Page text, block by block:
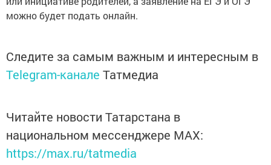
можно будет подать онлайн.
Следите за самым важным и интересным в
Telegram-канале Татмедиа
Читайте новости Татарстана в
национальном мессенджере MАХ:
https://max.ru/tatmedia